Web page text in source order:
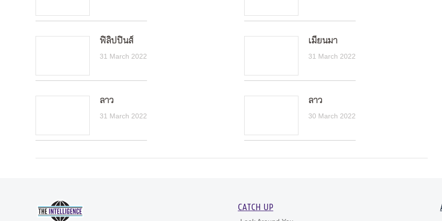
ฟิลิปปินส์
31 March 2022
เมียนมา
31 March 2022
ลาว
31 March 2022
ลาว
30 March 2022
CATCH UP